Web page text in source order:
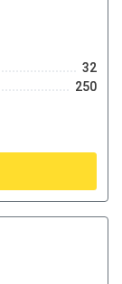
32
250